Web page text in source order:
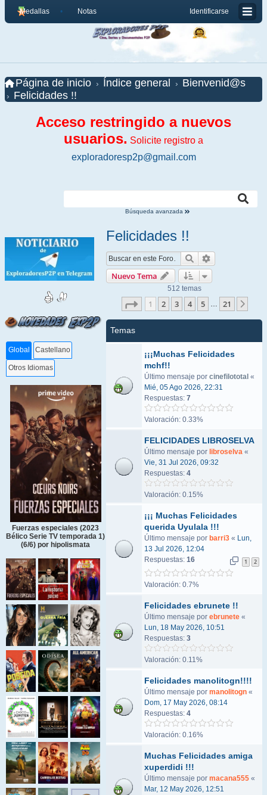
Identificarse
Medallas Notas
Página de inicio Índice general
Bienvenid@s
Felicidades !!
Acceso restringido a nuevos
usuarios. Solicite registro a
exploradoresp2p@gmail.com
Búsqueda avanzada
Global Castellano
Otros Idiomas
Fuerzas especiales (2023
Bélico Serie TV temporada 1)
(6/6) por hipolismata
Felicidades !!
Buscar
Nuevo Tema
512 temas
Página de 21
1 2 3 4 5 … 21
Temas
¡¡¡Muchas Felicidades
mchf!!
Último mensaje por cinefilototal «
Mié, 05 Ago 2026, 22:31
Respuestas: 7
Valoración: 0.33%
FELICIDADES LIBROSELVA
Último mensaje por libroselva «
Vie, 31 Jul 2026, 09:32
Respuestas: 4
Valoración: 0.15%
¡¡¡ Muchas Felicidades
querida Uyulala !!!
Último mensaje por barri3 « Lun,
13 Jul 2026, 12:04
Respuestas: 16 1 2
Valoración: 0.7%
Felicidades ebrunete !!
Último mensaje por ebrunete «
Lun, 18 May 2026, 10:51
Respuestas: 3
Valoración: 0.11%
Felicidades manolitogn!!!!
Último mensaje por manolitogn «
Dom, 17 May 2026, 08:14
Respuestas: 4
Valoración: 0.16%
Muchas Felicidades amiga
xuperdidi !!!
Último mensaje por macana555 «
Mar, 12 May 2026, 12:51